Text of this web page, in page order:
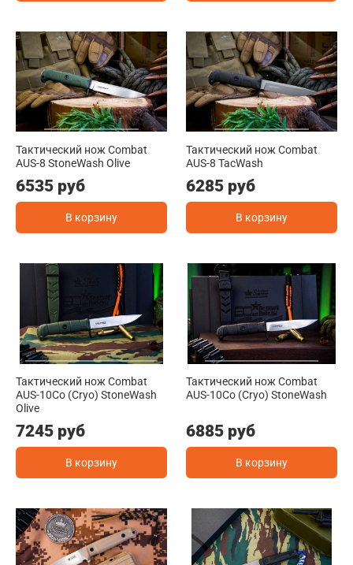
Тактический нож Combat
AUS-8 StoneWash Olive
6535 руб
В корзину
Тактический нож Combat
AUS-8 TacWash
6285 руб
В корзину
Тактический нож Combat
AUS-10Co (Cryo) StoneWash
Olive
7245 руб
В корзину
Тактический нож Combat
AUS-10Co (Cryo) StoneWash
6885 руб
В корзину